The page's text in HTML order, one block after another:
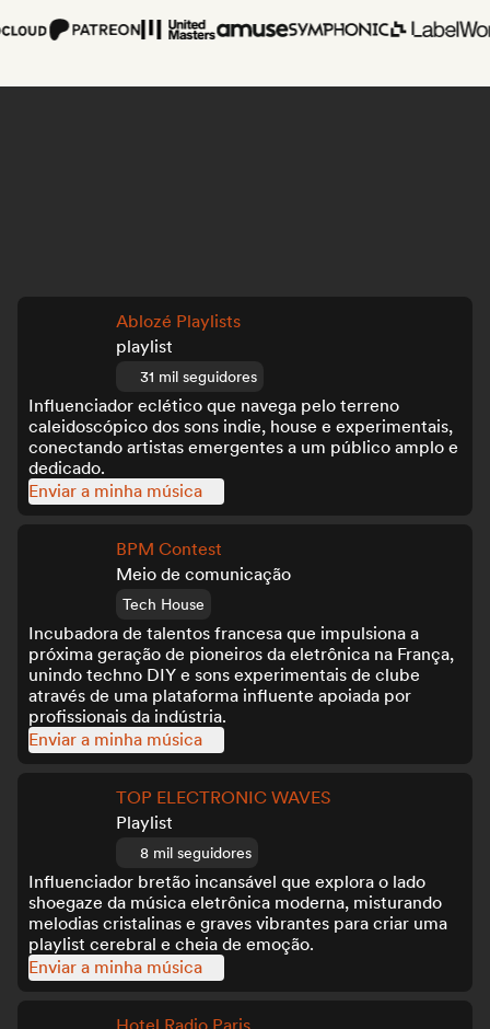
Ablozé Playlists
playlist
31 mil seguidores
Influenciador eclético que navega pelo terreno
caleidoscópico dos sons indie, house e experimentais,
conectando artistas emergentes a um público amplo e
dedicado.
Enviar a minha música
BPM Contest
Meio de comunicação
Tech House
Incubadora de talentos francesa que impulsiona a
próxima geração de pioneiros da eletrônica na França,
unindo techno DIY e sons experimentais de clube
através de uma plataforma influente apoiada por
profissionais da indústria.
Enviar a minha música
TOP ELECTRONIC WAVES
Playlist
8 mil seguidores
Influenciador bretão incansável que explora o lado
shoegaze da música eletrônica moderna, misturando
melodias cristalinas e graves vibrantes para criar uma
playlist cerebral e cheia de emoção.
Enviar a minha música